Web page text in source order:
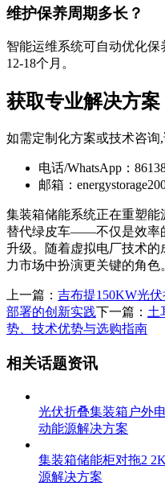
维护保养周期多长？
智能运维系统可自动优化
12-18个月。
获取专业解决方案
如需定制化方案或技术咨询,
电话/WhatsApp：
邮箱：
集装箱储能系统正在重塑
替代绿皮车——不仅是效率
升级。随着虚拟电厂技术
力市场中扮演更关键的角色
上一篇： 吉布提150KW光
部署的创新实践下一篇： 土
势、技术优势与选购指南
相关话题资讯
光伏折叠集装箱户外
动能源解决方案
集装箱储能柜对拖2
源解决方案